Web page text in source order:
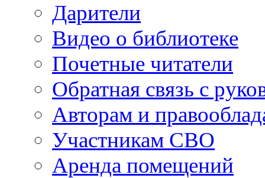
Дарители
Видео о библиотеке
Почетные читатели
Обратная связь с
Авторам и
Участникам СВО
Аренда помещений